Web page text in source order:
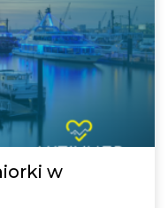
w